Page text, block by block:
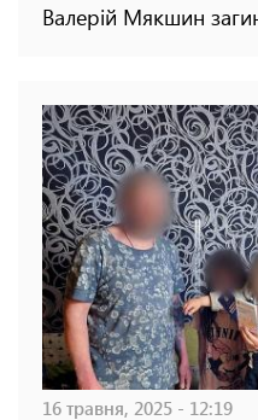
Валерій Мякшин
16 травня, 2025 - 12:19